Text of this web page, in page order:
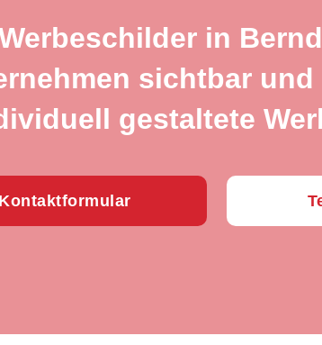
in
sichtbar
gestaltete